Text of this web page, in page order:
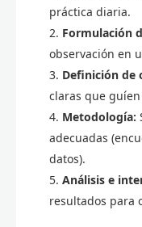
práctica diaria.
Formulación
observación en
Definición de
claras que
Metodología:
adecuadas
datos).
Análisis e
resultados para